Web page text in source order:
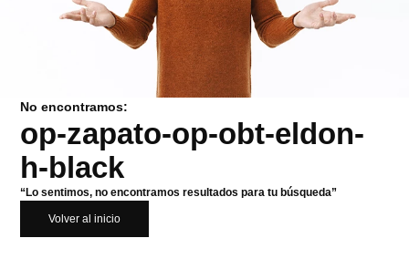
No encontramos:
op-zapato-op-obt-eldon-
h-black
“Lo sentimos, no encontramos resultados para tu búsqueda”
Volver al inicio